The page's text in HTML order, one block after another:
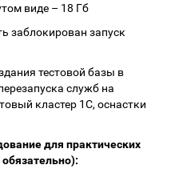
виде – 18 Гб
заблокирован запуск
тестовой базы в
служб на
кластер 1С, оснастки
для практических